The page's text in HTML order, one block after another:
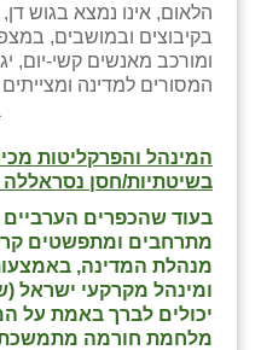
הלאום, אינו נמצא בגוש
בקיבוצים ובמושבים,
ומורכב מאנשים קשי-יום,
המסורים למדינה
המינהל והפרקליטות
בשיטתיות/חסן
בעוד שהכפרים
מתרחבים ומתפשטים
מנהלת המדינה,
ומינהל מקרקעי ישראל
יכולים לברך באמת על
מלחמת חורמה מתמשכת,